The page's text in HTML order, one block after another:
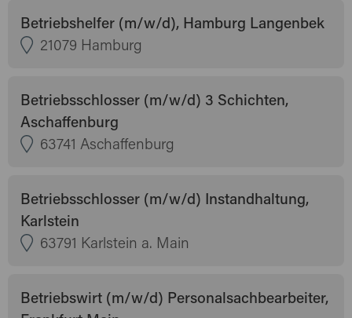
Betriebshelfer (m/w/d), Hamburg Langenbek
21079 Hamburg
Betriebsschlosser (m/w/d) 3 Schichten,
Aschaffenburg
63741 Aschaffenburg
Betriebsschlosser (m/w/d) Instandhaltung,
Karlstein
63791 Karlstein a. Main
Betriebswirt (m/w/d) Personalsachbearbeiter,